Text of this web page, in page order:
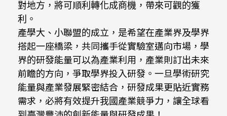
對地方，將可順利轉化成商機，帶來可觀的獲
利。
產學大、小聯盟的成立，是希望在產業界及學界
搭起一座橋梁，共同攜手從實驗室邁向市場，學
界的研發能量可以為產業利用，產業則訂出未來
前瞻的方向，爭取學界投入研發。一旦學術研究
能量與產業發展緊密結合，研發成果更貼近實務
需求，必將有效提升我國產業競爭力，讓全球看